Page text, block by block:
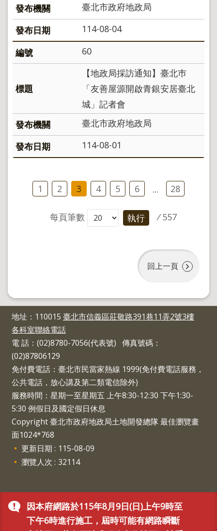
因本府網路於115年8月9日(日)上午9時至
下午6時進行施工，屆時可能有網路瞬斷
臺北市政府地政局
114-08-04
60
【地政局採訪通知】臺北巿
「友善屋源開啟青銀安居臺北
城」記者會
臺北市政府地政局
114-08-01
1 2 3 4 5 6 ... 28
每頁筆數 執行 / 557
回上一頁
地址：110015 臺北市信義區莊敬路391巷11弄2號3樓
各科室聯絡電話
電 話：(02)8780-7056(代表號) 傳真號碼：
(02)87806129
免付費電話：臺北市民當家熱線 1999(免付費電話服務，
公共電話，放心講及第二類電信除外)
服務時間：星期一至星期五 上午8:30-12:30 下午1:30-
5:30 例假日及國定假日休息
Copyright 臺北市政府地政局土地開發總隊 最佳瀏覽畫
面1024*768
更新日期
115-08-09
瀏覽人次 32114